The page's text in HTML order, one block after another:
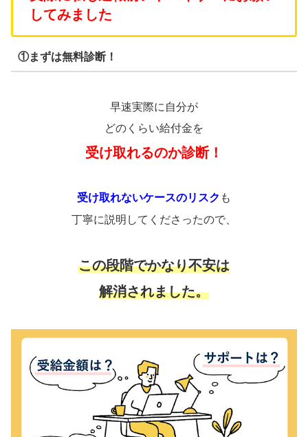
してみました
①まずは無料診断！
早速実際に自分が
どのくらい給付金を
受け取れるのか診断！
受け取れないケースのリスク も
丁寧に説明してくださったので、
この段階でかなり不安は
解消されました。